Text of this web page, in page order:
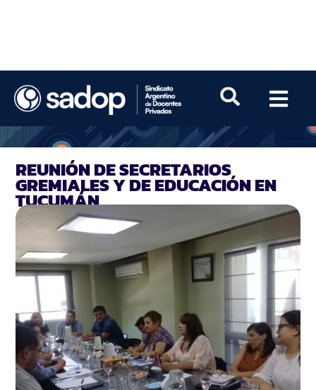
REUNIÓN DE SECRETARIOS
GREMIALES Y DE EDUCACIÓN EN
TUCUMÁN